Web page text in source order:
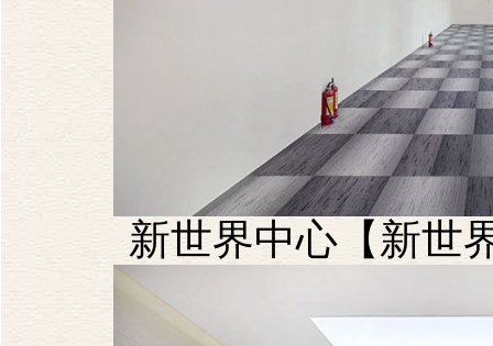
新世界中心【新世